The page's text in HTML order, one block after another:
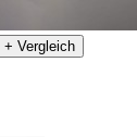
+ Vergleich